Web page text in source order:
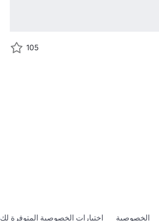
105
الخصوصية اختيارات الخصوصية المتوفرة لك